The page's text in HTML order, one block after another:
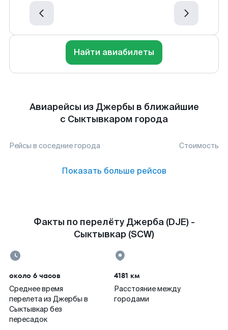
Найти авиабилеты
Авиарейсы из Джербы в ближайшие
с Сыктывкаром города
Рейсы в соседние города Стоимость
Показать больше рейсов
Факты по перелёту Джерба (DJE) -
Сыктывкар (SCW)
около 6 часов
Среднее время
перелета из Джербы в
Сыктывкар без
пересадок
4181 км
Расстояние между
городами